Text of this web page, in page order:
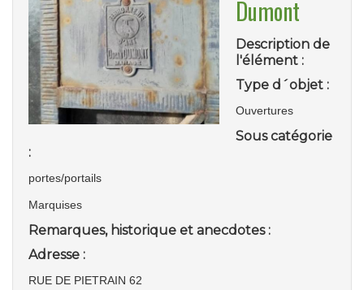
Dumont
Description de
l'élément :
Type d´objet :
Ouvertures
Sous catégorie
:
portes/portails
Marquises
Remarques, historique et anecdotes :
Adresse :
RUE DE PIETRAIN 62